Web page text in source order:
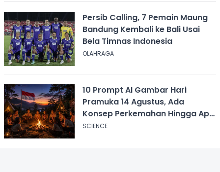
Persib Calling, 7 Pemain Maung
Bandung Kembali ke Bali Usai
Bela Timnas Indonesia
OLAHRAGA
10 Prompt AI Gambar Hari
Pramuka 14 Agustus, Ada
Konsep Perkemahan Hingga Api
Unggun
SCIENCE